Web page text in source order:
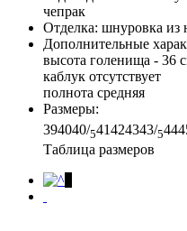
чепрак
Отделка: шнуровка из
Дополнительные
высота голенища - 36
каблук отсутствует
полнота средняя
Размеры:
394040/541424343/544
Таблица размеров